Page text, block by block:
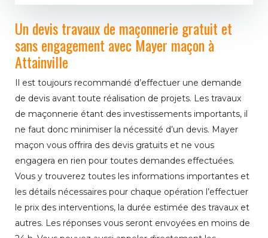
Un devis travaux de maçonnerie gratuit et
sans engagement avec Mayer maçon à
Attainville
Il est toujours recommandé d’effectuer une demande
de devis avant toute réalisation de projets. Les travaux
de maçonnerie étant des investissements importants, il
ne faut donc minimiser la nécessité d’un devis. Mayer
maçon vous offrira des devis gratuits et ne vous
engagera en rien pour toutes demandes effectuées.
Vous y trouverez toutes les informations importantes et
les détails nécessaires pour chaque opération l’effectuer
le prix des interventions, la durée estimée des travaux et
autres. Les réponses vous seront envoyées en moins de